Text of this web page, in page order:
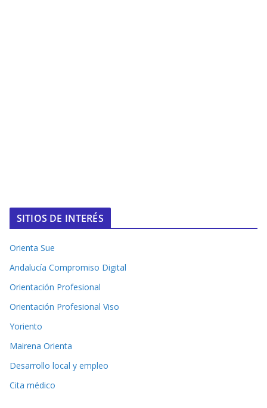
SITIOS DE INTERÉS
Orienta Sue
Andalucía Compromiso Digital
Orientación Profesional
Orientación Profesional Viso
Yoriento
Mairena Orienta
Desarrollo local y empleo
Cita médico